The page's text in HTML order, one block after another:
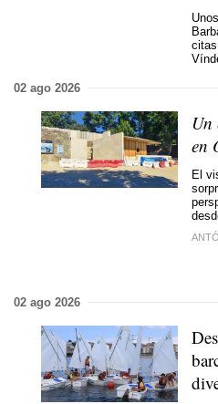
02 ago 2026
en
El
02 ago 2026